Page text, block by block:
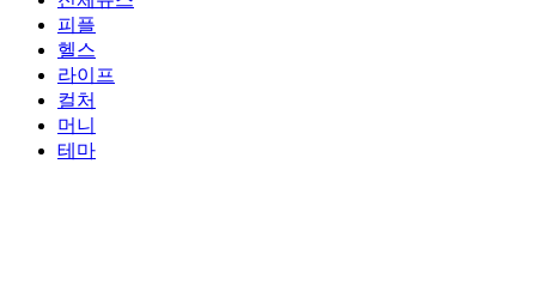
피플
헬스
라이프
컬처
머니
테마